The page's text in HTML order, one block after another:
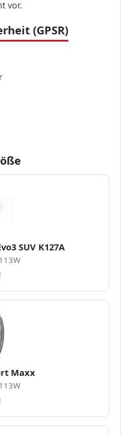
vor.
(GPSR)
SUV K127A
Maxx